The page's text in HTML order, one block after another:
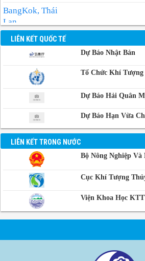
BangKok, Thái
Lan
Manila, Philippin
Phnom-Penh,
Campuchia
LIÊN KẾT QUỐC TẾ
Dự Báo Nhật Bản
Tổ Chức Khí
Dự Báo Hải Quân
Dự Báo Hạn Vừa
LIÊN KẾT TRONG NƯỚC
Bộ Nông Nghiệp
Cục Khí Tượng
Viện Khoa Học